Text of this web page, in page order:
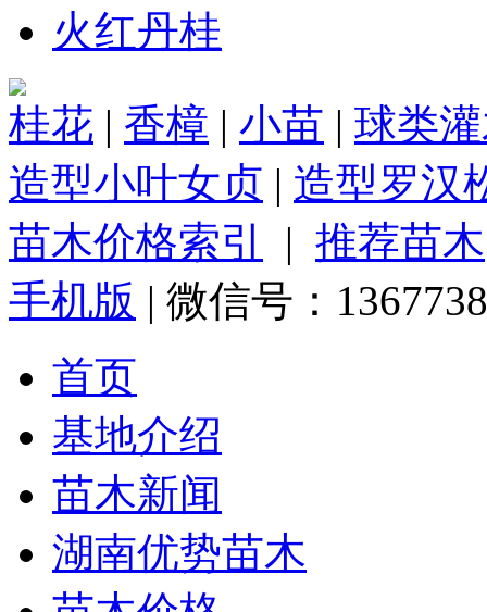
火红丹桂
桂花 | 香樟 | 小苗 | 球类
造型小叶女贞 | 造型罗汉
苗木价格索引
| 推荐苗木
手机版 | 微信号：
首页
基地介绍
苗木新闻
湖南优势苗木